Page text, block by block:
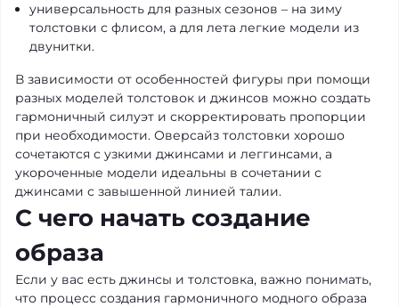
универсальность для разных сезонов – на зиму
толстовки с флисом, а для лета легкие модели из
двунитки.
В зависимости от особенностей фигуры при помощи
разных моделей толстовок и джинсов можно создать
гармоничный силуэт и скорректировать пропорции
при необходимости. Оверсайз толстовки хорошо
сочетаются с узкими джинсами и леггинсами, а
укороченные модели идеальны в сочетании с
джинсами с завышенной линией талии.
С чего начать создание
образа
Если у вас есть джинсы и толстовка, важно понимать,
что процесс создания гармоничного модного образа